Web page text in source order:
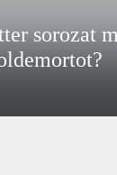
sorozat